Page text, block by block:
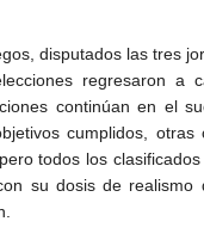
disputados las tres
regresaron a
continúan en el
cumplidos,
todos los
su dosis de realismo